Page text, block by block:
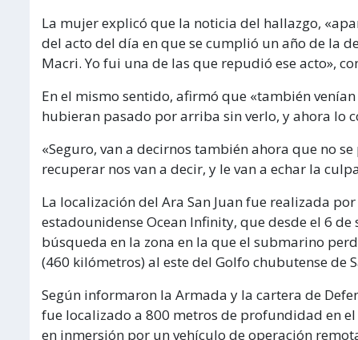
La mujer explicó que la noticia del hallazgo,
del acto del día en que se cumplió un año de la
Macri. Yo fui una de las que repudió ese acto»,
En el mismo sentido, afirmó que «también
hubieran pasado por arriba sin verlo, y ahora lo
«Seguro, van a decirnos también ahora que no
recuperar nos van a decir, y le van a echar la
La localización del Ara San Juan fue realizada
estadounidense Ocean Infinity, que desde el 6
búsqueda en la zona en la que el submarino
(460 kilómetros) al este del Golfo chubutense de
Según informaron la Armada y la cartera de
fue localizado a 800 metros de profundidad en
en inmersión por un vehículo de operación